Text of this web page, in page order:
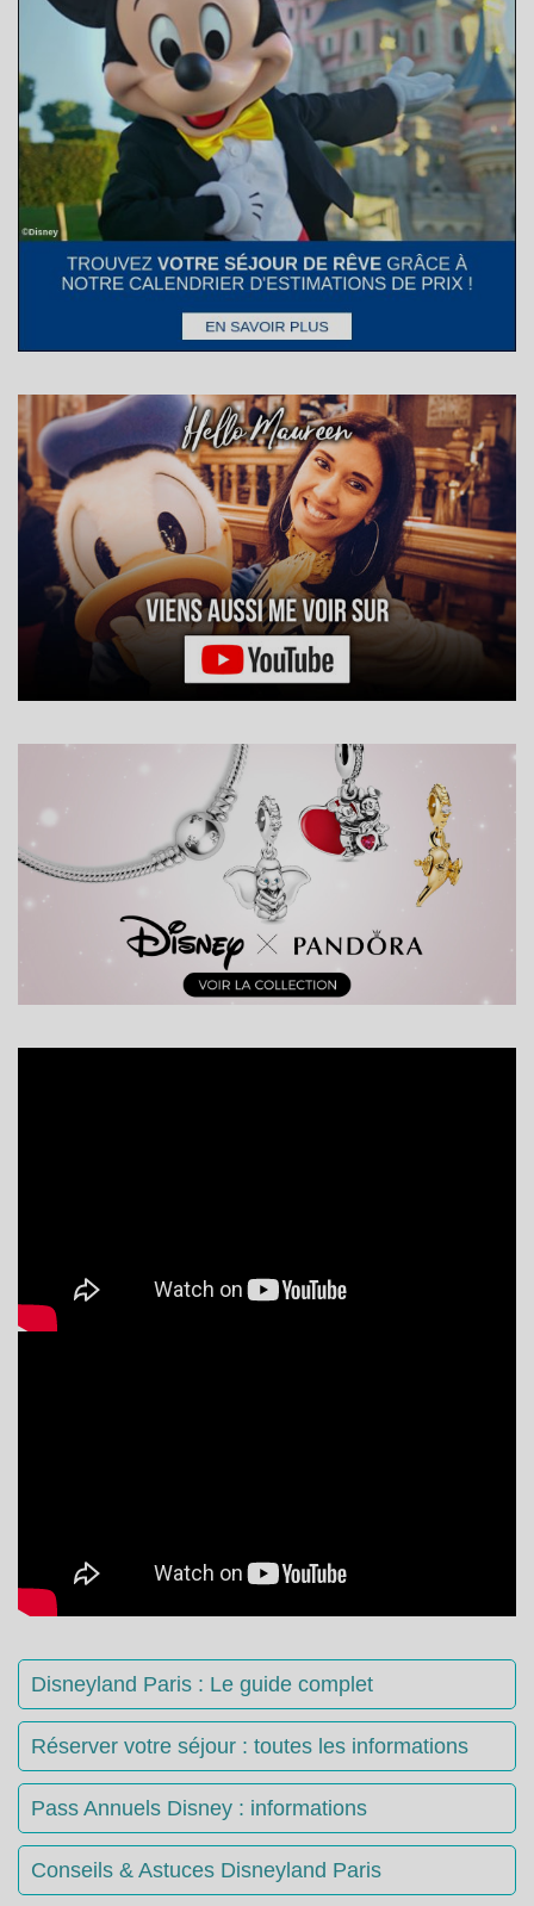
Disneyland Paris : Le guide complet
Réserver votre séjour : toutes les informations
Pass Annuels Disney : informations
Conseils & Astuces Disneyland Paris